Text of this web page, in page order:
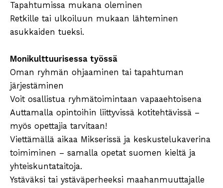
Tapahtumissa mukana oleminen
Retkille tai ulkoiluun mukaan lähteminen
asukkaiden tueksi.
Monikulttuurisessa työssä
Oman ryhmän ohjaaminen tai tapahtuman
järjestäminen
Voit osallistua ryhmätoimintaan vapaaehtoisena
Auttamalla opintoihin liittyvissä kotitehtävissä –
myös opettajia tarvitaan!
Viettämällä aikaa Mikserissä ja keskustelukaverina
toimiminen – samalla opetat suomen kieltä ja
yhteiskuntataitoja.
Ystäväksi tai ystäväperheeksi maahanmuuttajalle